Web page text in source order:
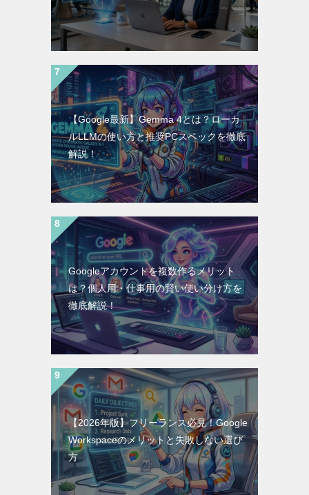
【Google最新】Gemma 4とは？ローカ
ルLLMの使い方と推奨PCスペックを徹底
解説！
Googleアカウントを複数作るメリット
は？個人用・仕事用の賢い使い分け方を
徹底解説！
【2026年版】フリーランス必見！Google
Workspaceのメリットと失敗しない選び
方